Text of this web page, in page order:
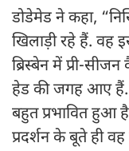
डोडेमेड ने कहा,
खिलाड़ी रहे हैं. वह
ब्रिस्बेन में प्री-
हेड की जगह आए हैं.
बहुत प्रभावित हुआ
प्रदर्शन के बूते ही